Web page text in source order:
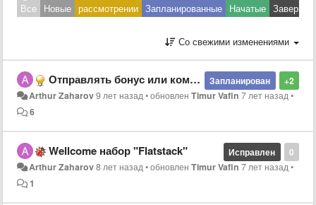
Все Новые рассмотрении Запланированные Начатые
Со свежими изменениями
+2
Запланирован
Отправлять бонус или коммент по нажатию Cmd+Enter
Arthur Zaharov9 лет назад•обновленTimur Vafin 7 лет назад•
6
0
Исправлен
Wellcome набор "Flatstack"
Arthur Zaharov8 лет назад•обновленTimur Vafin 7 лет назад•
1